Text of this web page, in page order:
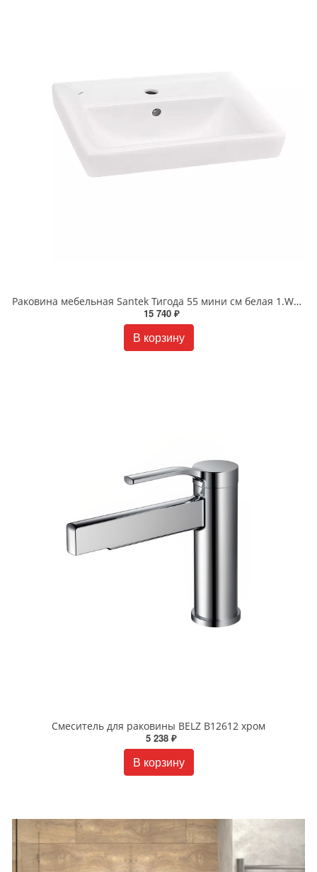
Раковина мебельная Santek Тигода 55 мини см белая 1.WH30.2.127
15 740 ₽
В корзину
Смеситель для раковины BELZ B12612 хром
5 238 ₽
В корзину